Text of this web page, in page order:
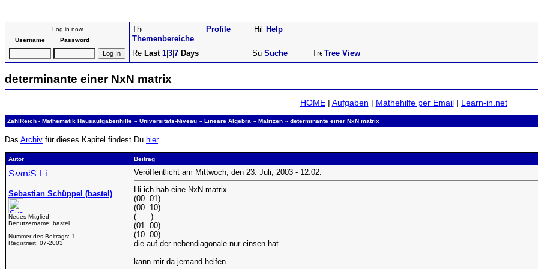
Log in now
Username
Password Themenbereiche
Profile Help
Last 1 3 7 Days Suche Tree View
determinante einer NxN matrix
HOME| Aufgaben | Mathehilfe per Email| Learn-in.net
ZahlReich - Mathematik Hausaufgabenhilfe » Universitäts-Niveau » Lineare Algebra » Matrizen » determinante einer NxN matrix
Das Archiv für dieses Kapitel findest Du hier.
Autor Beitrag
Sebastian Schüppel (bastel)
Neues Mitglied
Benutzername: bastel
Nummer des Beitrags: 1
Registriert: 07-2003
Veröffentlicht am Mittwoch, den 23. Juli, 2003 - 12:02:
Hi ich hab eine NxN matrix
(00..01)
(00..10)
(......)
(01..00)
(10..00)
die auf der nebendiagonale nur einsen hat.
kann mir da jemand helfen.